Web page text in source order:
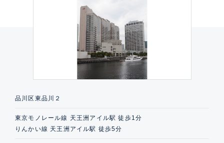
品川区東品川２
東京モノレール線 天王洲アイル駅 徒歩1分
りんかい線 天王洲アイル駅 徒歩5分